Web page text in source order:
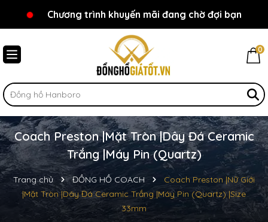
Chào mừng bạn đến với Đồnghồgiátốt.vn!
Chương trình khuyến mãi đang chờ đợi bạn
0
Coach Preston |Mặt Tròn |Dây Đá Ceramic
Trắng |Máy Pin (Quartz)
Trang chủ ĐỒNG HỒ COACH
Coach Preston |Nữ Giới
|Mặt Tròn |Dây Đá Ceramic Trắng |Máy Pin (Quartz) |Size
33mm